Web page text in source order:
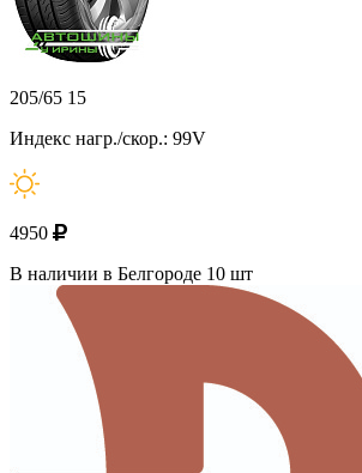
205/65 15
Индекс нагр./скор.: 99V
4950
В наличии в Белгороде 10 шт